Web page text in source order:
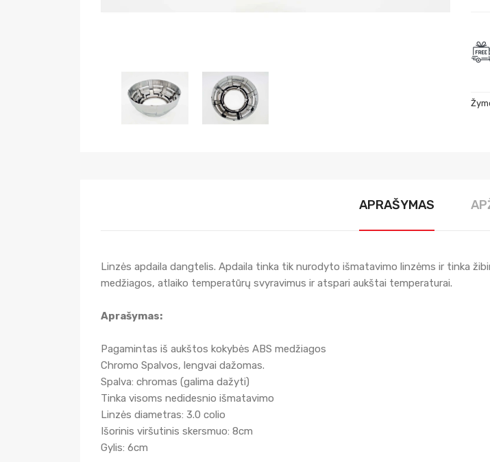
APRAŠYMAS
Linzės apdaila dangtelis. Apdaila tinka tik nurodyto išmatavimo linzėms ir tinka
medžiagos, atlaiko temperatūrų svyravimus ir atspari aukštai temperaturai.
Aprašymas:
Pagamintas iš aukštos kokybės ABS medžiagos
Chromo Spalvos, lengvai dažomas.
Spalva: chromas (galima dažyti)
Tinka visoms nedidesnio išmatavimo
Linzės diametras: 3.0 colio
Išorinis viršutinis skersmuo: 8cm
Gylis: 6cm